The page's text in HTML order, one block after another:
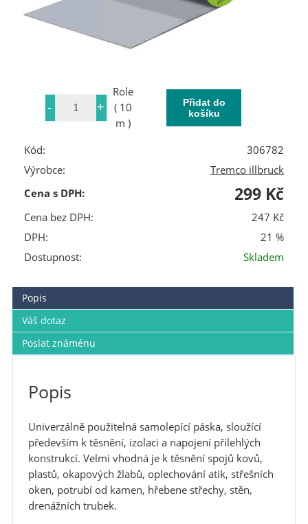
Role
( 10
m )
Kód:
306782
Výrobce:
Tremco illbruck
Cena s DPH:
299 Kč
Cena bez DPH:
247 Kč
DPH:
21 %
Dostupnost:
Skladem
Popis
Váš dotaz
Poslat známénu
Popis
Univerzálně použitelná samolepící páska, sloužící
především k těsnění, izolaci a napojení přilehlých
konstrukcí. Velmi vhodná je k těsnění spojů kovů,
plastů, okapových žlabů, oplechování atik, střešních
oken, potrubí od kamen, hřebene střechy, stěn,
drenážních trubek.